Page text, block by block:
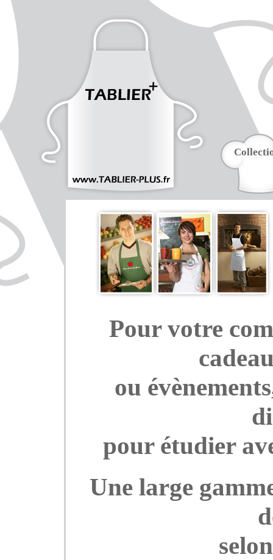
Pour votre
ou
pour étudier
Une large